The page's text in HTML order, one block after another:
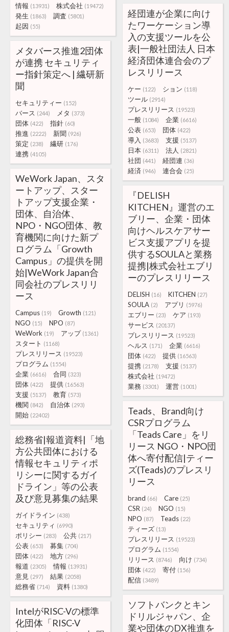
情報 (13931) 株式会社 (19472)
発生 (1863) 調査 (5801)
起因 (55)
経団連が企業に向け
たワーケーション導
入の支援ツールを公
表|一般社団法人 日本
経済団体連合会のプ
レスリリース
ケー (122) ション (118)
ツール (2914)
プレスリリース (19523)
一般 (1084) 企業 (6616)
公表 (653) 団体 (422)
導入 (3683) 支援 (5137)
日本 (6311) 法人 (2821)
社団 (441) 経団連 (36)
経済 (946) 連合会 (25)
メタバース推進2団体
が連携 セキュリティ
ー指針策定へ | 繊研新
聞
セキュリティー (152)
バース (244) メタ (373)
団体 (422) 指針 (60)
推進 (2222) 新聞 (926)
策定 (238) 繊研 (176)
連携 (4105)
WeWork Japan、スタ
ートアップ、スター
トアップ支援企業・
団体、自治体、
NPO・NGO団体、教
育機関に向けた新プ
ログラム「Growth
Campus」の提供を開
始|WeWork Japan合
同会社のプレスリリ
ース
Campus (19) Growth (121)
NGO (15) NPO (87)
WeWork (19) アップ (1361)
スタート (1168)
プレスリリース (19523)
プログラム (1554)
企業 (6616) 合同 (323)
団体 (422) 提供 (16563)
支援 (5137) 教育 (573)
機関 (842) 自治体 (293)
開始 (22402)
『DELISH
KITCHEN』運営のエ
ブリー、企業・団体
向けヘルスケアサー
ビス支援アプリを提
供するSOULAと業務
提携|株式会社エブリ
ーのプレスリリース
DELISH (16) KITCHEN (27)
SOULA (2) アプリ (5976)
エブリー (23) ケア (193)
サービス (20137)
プレスリリース (19523)
ヘルス (171) 企業 (6616)
団体 (422) 提供 (16563)
提携 (2178) 支援 (5137)
株式会社 (19472)
業務 (3301) 運営 (1001)
Teads、Brand向け
CSRプログラム
「Teads Care」をリ
リース NGO・NPO団
体へ寄付配信|ティー
ズ(Teads)のプレスリ
リース
brand (66) Care (25)
CSR (24) NGO (15)
NPO (87) Teads (22)
ティーズ (13)
プレスリリース (19523)
プログラム (1554)
リリース (8746) 向け (734)
団体 (422) 寄付 (156)
配信 (3489)
総務省|報道資料|「地
方公共団体における
情報セキュリティポ
リシーに関するガイ
ドライン」等の公表
及び意見募集の結果
ガイドライン (438)
セキュリティ (6990)
ポリシー (283) 公共 (217)
公表 (653) 募集 (704)
団体 (422) 地方 (296)
報道 (2305) 情報 (13931)
意見 (297) 結果 (2058)
総務省 (714) 資料 (1380)
ソフトバンクとキン
ドリルジャパン、企
業や団体のDX推進を
IntelがRISC-Vの標準
化団体「RISC-V